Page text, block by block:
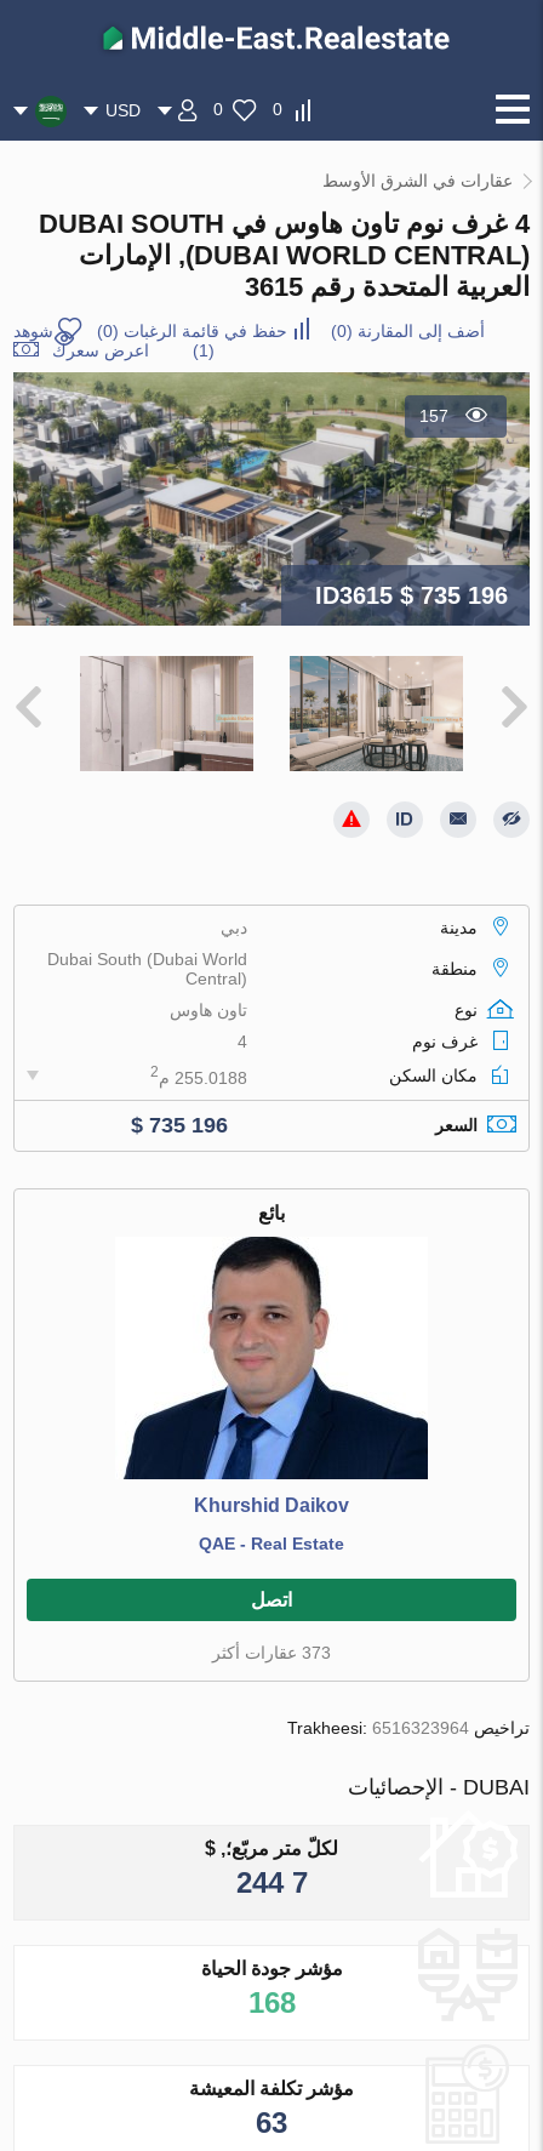
0
0
USD
عقارات في الشرق الأوسط
4 غرف نوم تاون هاوس في DUBAI SOUTH
(DUBAI WORLD CENTRAL), الإمارات
العربية المتحدة رقم 3615
أضف إلى المقارنة (
0
) حفظ في قائمة الرغبات (
0
)
شوهد
(1)
اعرض سعرك
157
ID3615$ 735 196
مدينة دبي
منطقة
Dubai South (Dubai World
Central)
نوع
تاون هاوس
غرف نوم
4
مكان السكن
255.0188 م 2
السعر $ 735 196
بائع
Khurshid Daikov
QAE - Real Estate
اتصل
373 عقارات أكثر
تراخيص Trakheesi:6516323964
DUBAI - الإحصائيات
لكلّ متر مربّع؛, $
7 244
مؤشر جودة الحياة
168
مؤشر تكلفة المعيشة
63